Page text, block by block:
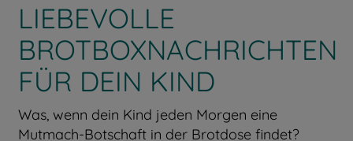
LIEBEVOLLE
BROTBOXNACHRICHTEN
FÜR DEIN KIND
Was, wenn dein Kind jeden Morgen eine
Mutmach-Botschaft in der Brotdose findet?